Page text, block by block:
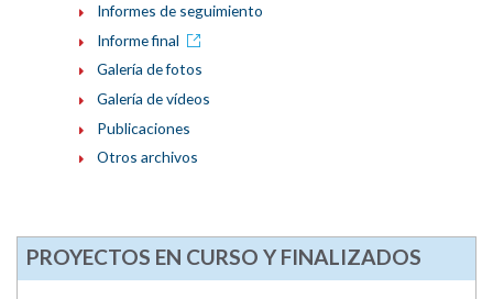
Informes de seguimiento
Informe final
Galería de fotos
Galería de vídeos
Publicaciones
Otros archivos
PROYECTOS EN CURSO Y FINALIZADOS